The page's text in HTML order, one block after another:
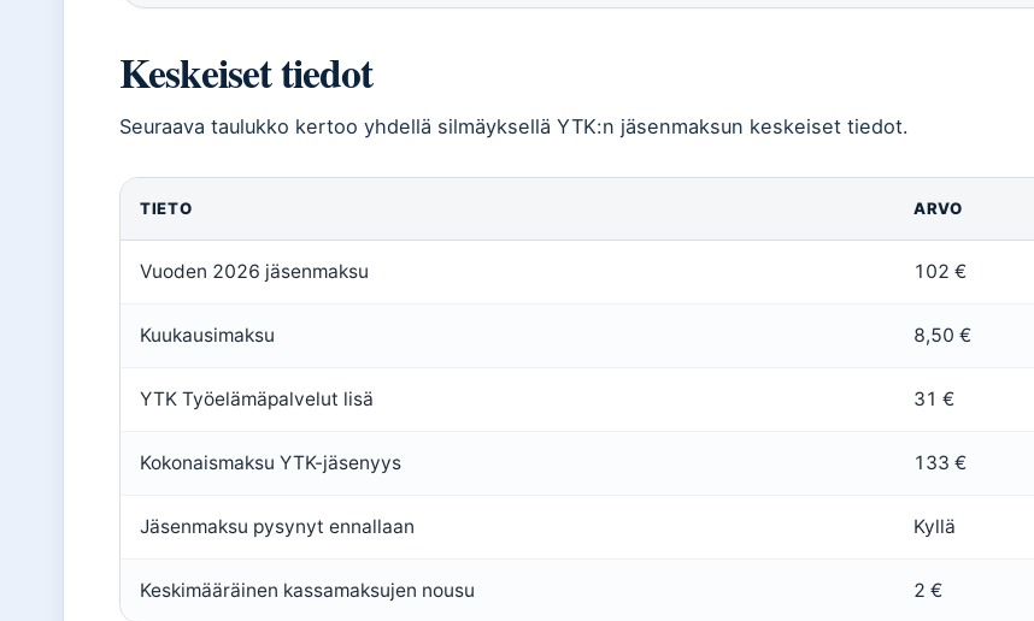
Keskeiset tiedot
Seuraava taulukko kertoo yhdellä silmäyksellä YTK:n jäsenmaksun keskeiset tiedot.
TIETO ARVO
Vuoden 2026 jäsenmaksu 102 €
Kuukausimaksu 8,50 €
YTK Työelämäpalvelut lisä 31 €
Kokonaismaksu YTK-jäsenyys 133 €
Jäsenmaksu pysynyt ennallaan Kyllä
Keskimääräinen kassamaksujen nousu 2 €